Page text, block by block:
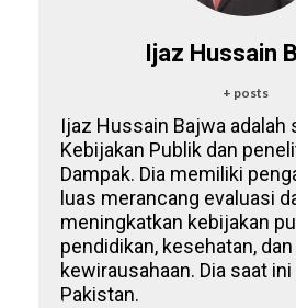
Ijaz Hussain
+ posts
Ijaz Hussain Bajwa adalah
Kebijakan Publik dan
Dampak. Dia memiliki
luas merancang evaluasi
meningkatkan kebijakan
pendidikan, kesehatan, dan
kewirausahaan. Dia saat
Pakistan.